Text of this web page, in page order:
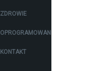
ZDROWIE
OPROGRAMOWANIE
KONTAKT